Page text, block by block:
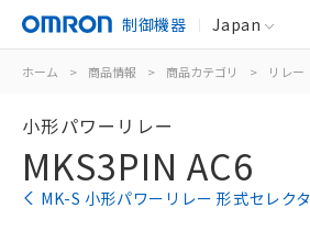
制御機器 Japan
ホーム > 商品情報 > 商品カテゴリ > リレー
小形パワーリレー
MKS3PIN AC6
MK-S 小形パワーリレー 形式セレクタ